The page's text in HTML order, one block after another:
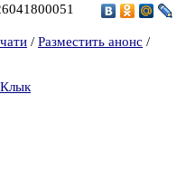
/ Разместить анонс /
Клык